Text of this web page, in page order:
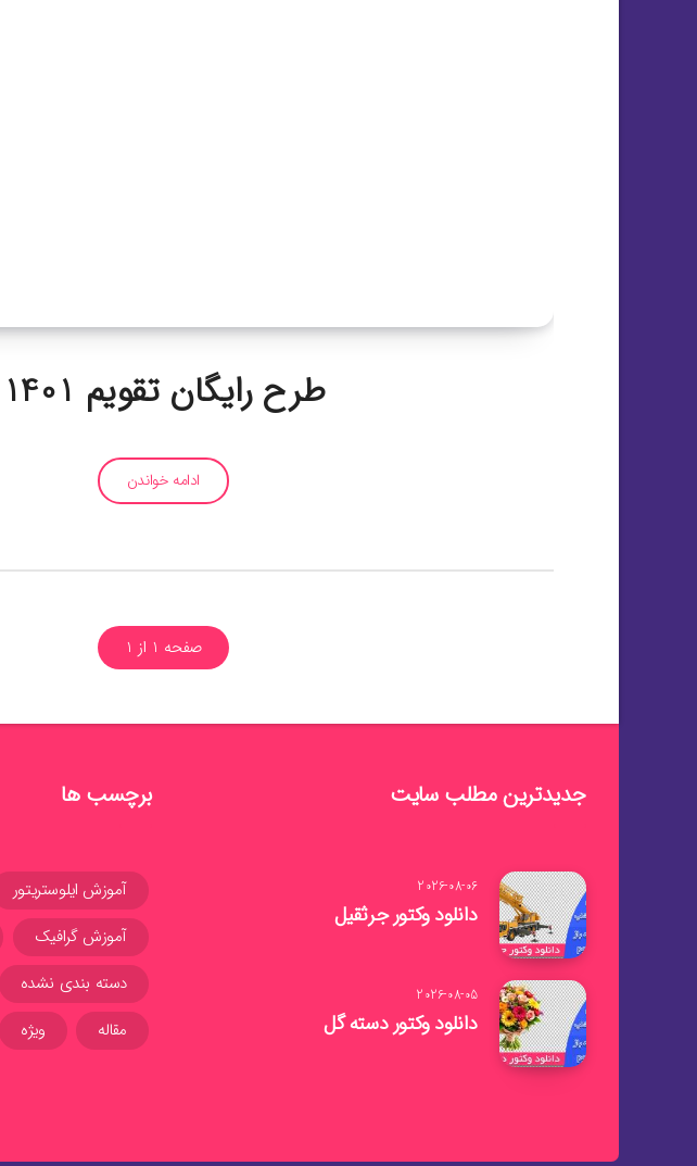
طرح رایگان تقویم 1401
ادامه خواندن
صفحه 1 از 1
جدیدترین مطلب سایت
2026-08-06
دانلود وکتور جرثقیل
2026-08-05
دانلود وکتور دسته گل
برچسب ها
آموزش ایلوستریتور
آموزش گرافیک
دسته بندی نشده
مقاله
ویژه